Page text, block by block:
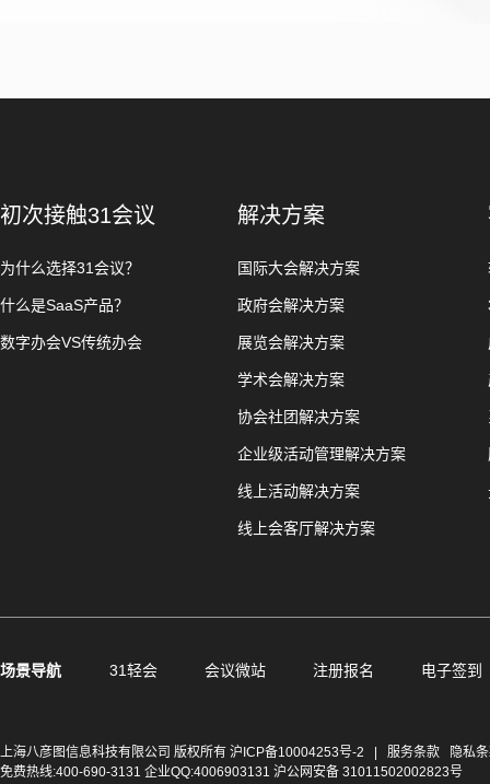
初次接触31会议
为什么选择31会议？
什么是SaaS产品？
数字办会VS传统办会
解决方案
国际大会解决方案
政府会解决方案
展览会解决方案
学术会解决方案
协会社团解决方案
企业级活动管理解决方案
线上活动解决方案
线上会客厅解决方案
场景导航 31轻会 会议微站 注册报名 电子签到
上海八彦图信息科技有限公司 版权所有 沪ICP备10004253号-2 服务条款
隐私
免费热线:400-690-3131 企业QQ:4006903131 沪公网安备 31011502002823号